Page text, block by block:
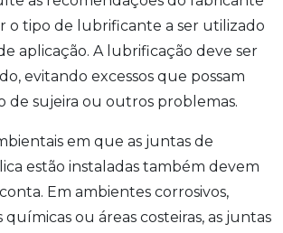
o tipo de lubrificante a ser utilizado
aplicação. A lubrificação deve ser
evitando excessos que possam
de sujeira ou outros problemas.
em que as juntas de
estão instaladas também devem
Em ambientes corrosivos,
ou áreas costeiras, as juntas